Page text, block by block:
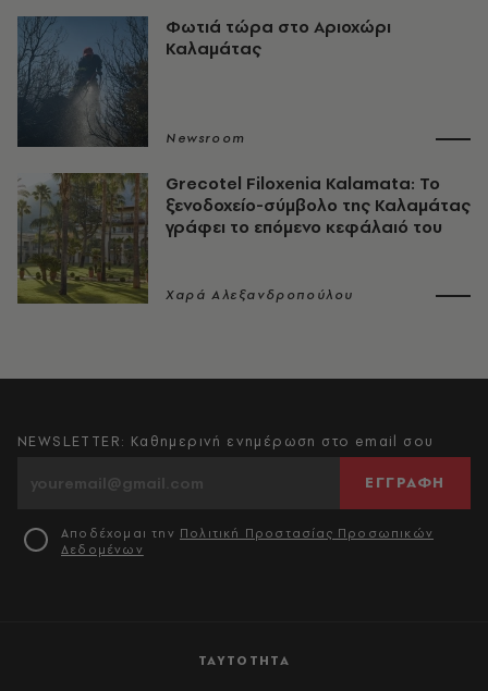
Φωτιά τώρα στο Αριοχώρι
Καλαμάτας
Newsroom
Grecotel Filoxenia Kalamata: Το
ξενοδοχείο-σύμβολο της Καλαμάτας
γράφει το επόμενο κεφάλαιό του
Χαρά Αλεξανδροπούλου
ΤΑΥΤΟΤΗΤΑ
NEWSLETTER: Καθημερινή ενημέρωση στο email σου
ΕΓΓΡΑΦΗ
Αποδέχομαι την Πολιτική Προστασίας Προσωπικών
Δεδομένων